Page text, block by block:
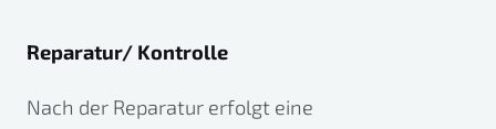
Reparatur/ Kontrolle
Nach der Reparatur erfolgt eine